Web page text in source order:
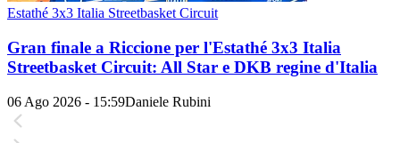
Estathé 3x3 Italia Streetbasket Circuit
Gran finale a Riccione per l'Estathé 3x3 Italia
Streetbasket Circuit: All Star e DKB regine d'Italia
06 Ago 2026 - 15:59Daniele Rubini